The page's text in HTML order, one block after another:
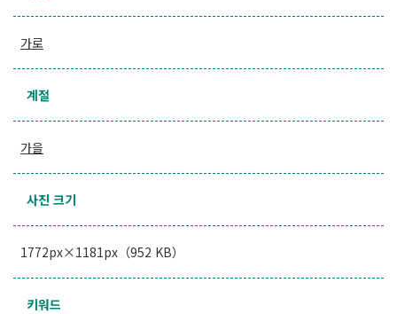
가로
계절
가을
사진 크기
1772px×1181px（952 KB）
키워드